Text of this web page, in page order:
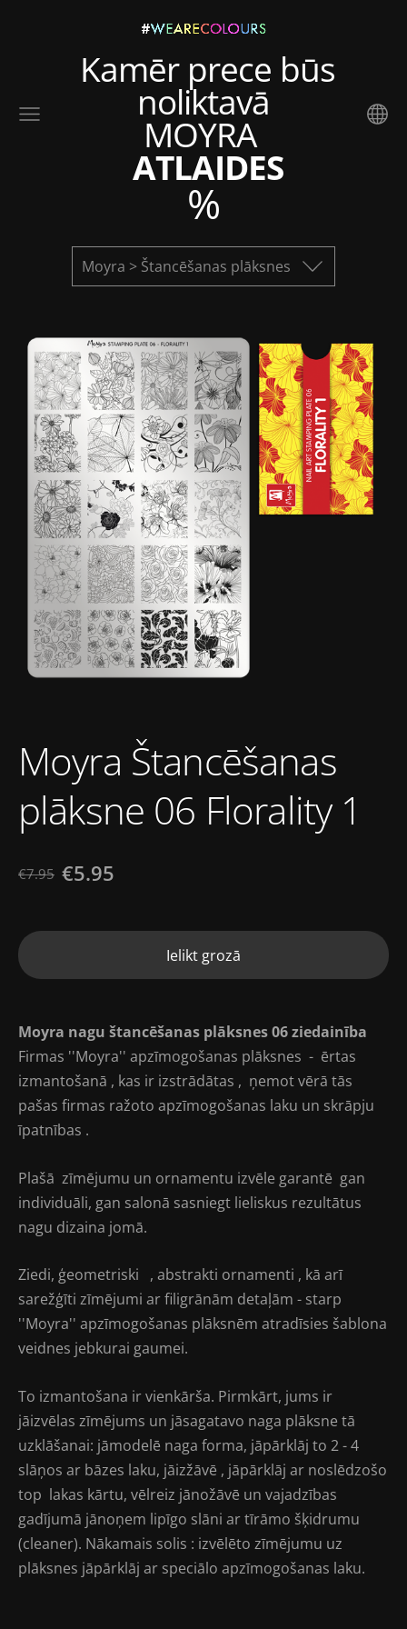
Kamēr prece būs
noliktavā
MOYRA
ATLAIDES
%
Moyra > Štancēšanas plāksnes
Moyra Štancēšanas
plāksne 06 Florality 1
€7.95 €5.95
Ielikt grozā
Moyra nagu štancēšanas plāksnes 06 ziedainība
Firmas ''Moyra'' apzīmogošanas plāksnes - ērtas
izmantošanā , kas ir izstrādātas , ņemot vērā tās
pašas firmas ražoto apzīmogošanas laku un skrāpju
īpatnības .
Plašā zīmējumu un ornamentu izvēle garantē gan
individuāli, gan salonā sasniegt lieliskus rezultātus
nagu dizaina jomā.
Ziedi, ģeometriski , abstrakti ornamenti , kā arī
sarežģīti zīmējumi ar filigrānām detaļām - starp
''Moyra'' apzīmogošanas plāksnēm atradīsies šablona
veidnes jebkurai gaumei.
To izmantošana ir vienkārša. Pirmkārt, jums ir
jāizvēlas zīmējums un jāsagatavo naga plāksne tā
uzklāšanai: jāmodelē naga forma, jāpārklāj to 2 - 4
slāņos ar bāzes laku, jāizžāvē , jāpārklāj ar noslēdzošo
top lakas kārtu, vēlreiz jānožāvē un vajadzības
gadījumā jānoņem lipīgo slāni ar tīrāmo šķidrumu
(cleaner). Nākamais solis : izvēlēto zīmējumu uz
plāksnes jāpārklāj ar speciālo apzīmogošanas laku.